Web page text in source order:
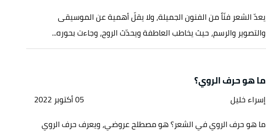
يعدّ الشعر فنّاً من الفنون الجميلة، ولا يقلّ أهمية عن الموسيقى
والتصوير والرسم، حيث يخاطب العاطفة ويحدّث الروح، وجاءت بحوره...
ما هو حرف الروي؟
إسراء خليل
05 أكتوبر 2022
ما هو حرف الروي في الشعر؟ هو مصطلح عروضي، ويعرف حرف الروي